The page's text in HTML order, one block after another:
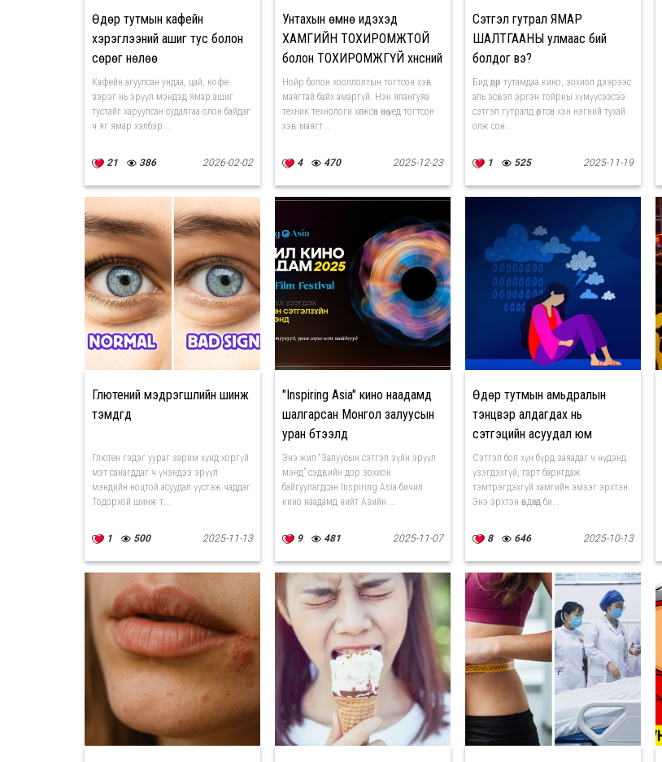
Өдөр тутмын кафейн
хэрэглээний ашиг тус болон
сөрөг нөлөө
Кафейн агуулсан ундаа, цай, кофе
зэрэг нь эрүүл мэндэд ямар ашиг
тустайг харуулсан судалгаа олон байдаг
ч яг ямар хэлбэр...
21 386 2026-02-02
Унтахын өмнө идэхэд
ХАМГИЙН ТОХИРОМЖТОЙ
болон ТОХИРОМЖГҮЙ хүнсний
бүтээгдэхүүнүүд
Нойр болон хооллолтын тогтсон хэв
маягтай байх амаргүй. Нэн ялангуяа
техник технологи хөгжсөн өнөө үед тогтсон
хэв маягт...
4 470 2025-12-23
Сэтгэл гутрал ЯМАР
ШАЛТГААНЫ улмаас бий
болдог вэ?
Бид өдөр тутамдаа кино, зохиол дээрээс
аль эсвэл эргэн тойрны хүмүүсээсээ
сэтгэл гутралд өртсөн хэн нэгний тухай
олж сон...
1 525 2025-11-19
Глютений мэдрэгшлийн шинж
тэмдгүүд
Глютен гэдэг уураг зарим хүнд хоргүй
мэт санагддаг ч үнэндээ эрүүл
мэндийн ноцтой асуудал үүсгэж чаддаг.
Тодорхой шинж т...
1 500 2025-11-13
"Inspiring Asia" кино наадамд
шалгарсан Монгол залуусын
уран бүтээлүүд
Энэ жил “Залуусын сэтгэл зүйн эрүүл
мэнд” сэдвийн дор зохион
байгуулагдсан Inspiring Asia бичил
кино наадамд нийт Азийн ...
9 481 2025-11-07
Өдөр тутмын амьдралын
тэнцвэр алдагдах нь
сэтгэцийн асуудал юм
Сэтгэл бол хүн бүрд заяадаг ч нүдэнд
үзэгдэхгүй, гарт баригдаж
тэмтрэгдэхгүй хамгийн эмзэг эрхтэн.
Энэ эрхтэн өвдөхөд би...
8 646 2025-10-13